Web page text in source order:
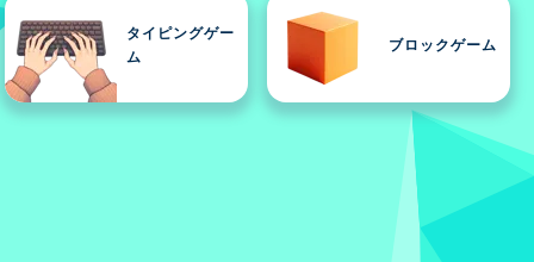
タイピングゲー
ム
ブロックゲーム